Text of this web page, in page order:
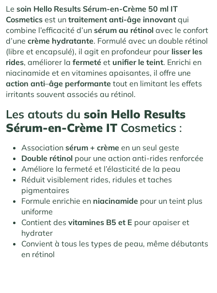
Le soin Hello Results Sérum-en-Crème 50 ml IT
Cosmetics est un traitement anti-âge innovant qui
combine l’efficacité d’un sérum au rétinol avec le confort
d’une crème hydratante. Formulé avec un double rétinol
(libre et encapsulé), il agit en profondeur pour lisser les
rides, améliorer la fermeté et unifier le teint. Enrichi en
niacinamide et en vitamines apaisantes, il offre une
action anti–âge performante tout en limitant les effets
irritants souvent associés au rétinol.
Les atouts du soin Hello Results
Sérum-en-Crème IT Cosmetics :
Association sérum + crème en un seul geste
Double rétinol pour une action anti-rides renforcée
Améliore la fermeté et l’élasticité de la peau
Réduit visiblement rides, ridules et taches
pigmentaires
Formule enrichie en niacinamide pour un teint plus
uniforme
Contient des vitamines B5 et E pour apaiser et
hydrater
Convient à tous les types de peau, même débutants
en rétinol